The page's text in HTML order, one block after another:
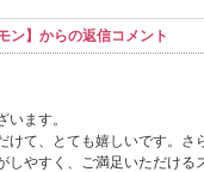
ン】からの返信コメント
ます。
けて、とても嬉しいです。さ
しやすく、ご満足いただける